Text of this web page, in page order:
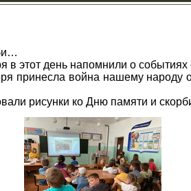
в этот день напомнили о
принесла война нашему
рисунки ко Дню памяти и